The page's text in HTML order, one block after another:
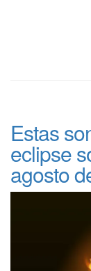
Estas
eclipse
agosto